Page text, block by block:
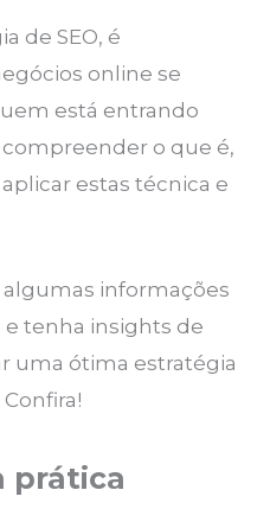
de SEO, é
online se
está entrando
o que é,
estas técnica e
informações
tenha insights de
uma ótima estratégia
prática